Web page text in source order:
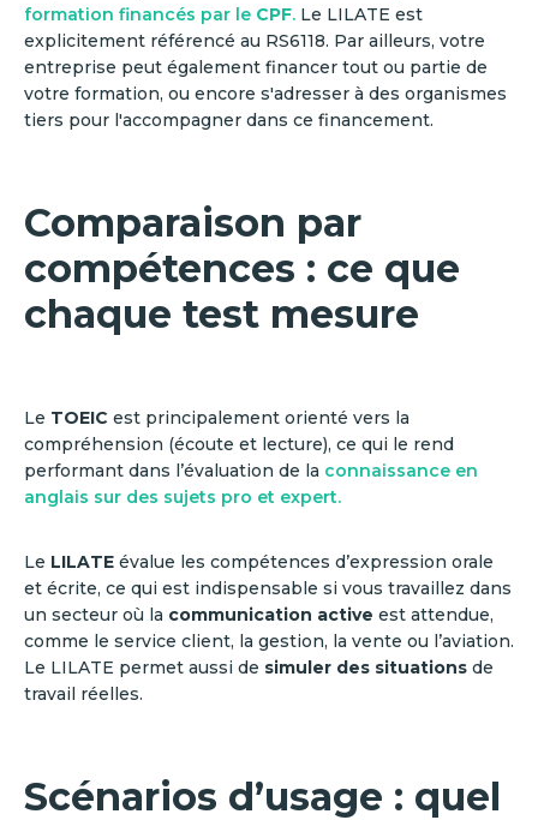
formation financés par le CPF. Le LILATE est
explicitement référencé au RS6118. Par ailleurs, votre
entreprise peut également financer tout ou partie de
votre formation, ou encore s'adresser à des organismes
tiers pour l'accompagner dans ce financement.
Comparaison par
compétences : ce que
chaque test mesure
Le TOEIC est principalement orienté vers la
compréhension (écoute et lecture), ce qui le rend
performant dans l’évaluation de la connaissance en
anglais sur des sujets pro et expert.
Le LILATE évalue les compétences d’expression orale
et écrite, ce qui est indispensable si vous travaillez dans
un secteur où la communication active est attendue,
comme le service client, la gestion, la vente ou l’aviation.
Le LILATE permet aussi de simuler des situations de
travail réelles.
Scénarios d’usage : quel